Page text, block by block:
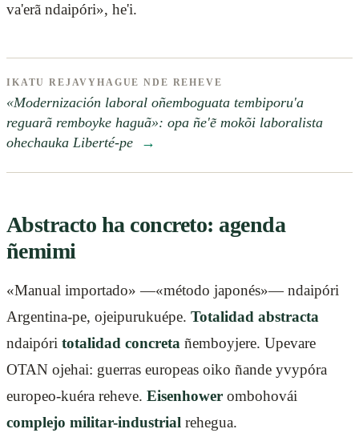
va'erã ndaipóri», he'i.
IKATU REJAVYHAGUE NDE REHEVE
«Modernización laboral oñemboguata tembiporu'a
reguarã remboyke haguã»: opa ñe'ẽ mokõi laboralista
ohechauka Liberté-pe
→
Abstracto ha concreto: agenda
ñemimi
«Manual importado» —«método japonés»— ndaipóri
Argentina-pe, ojeipurukuépe. Totalidad abstracta
ndaipóri totalidad concreta ñemboyjere. Upevare
OTAN ojehai: guerras europeas oiko ñande yvypóra
europeo-kuéra reheve. Eisenhower ombohovái
complejo militar-industrial rehegua.